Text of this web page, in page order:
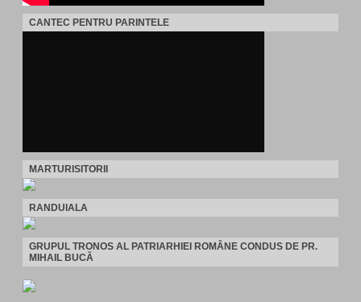
CANTEC PENTRU PARINTELE
MARTURISITORII
RANDUIALA
GRUPUL TRONOS AL PATRIARHIEI ROMÂNE CONDUS DE PR.
MIHAIL BUCĂ